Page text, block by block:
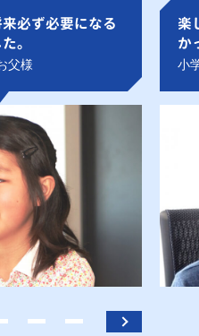
必ず必要になる
。
父様
楽
か
小